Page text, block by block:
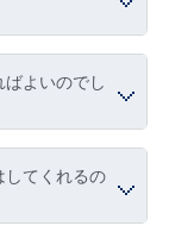
よいのでし
してくれるの